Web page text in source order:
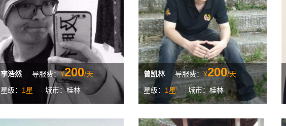
李浩然 导服费：¥200/天
星级： 1星 城市：桂林
曾凯林 导服费： ¥200/天
星级： 1星 城市：桂林